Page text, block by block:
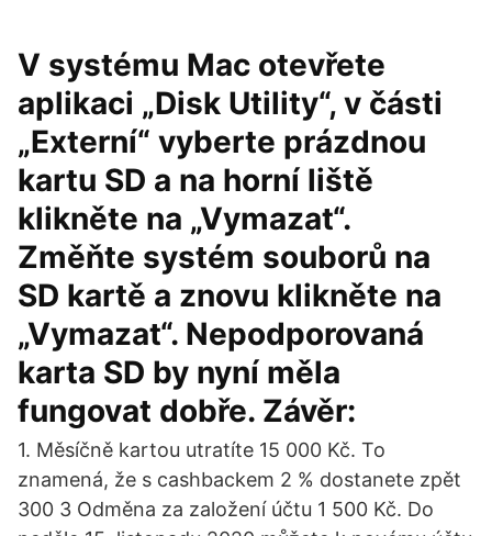
V systému Mac otevřete
aplikaci „Disk Utility“, v části
„Externí“ vyberte prázdnou
kartu SD a na horní liště
klikněte na „Vymazat“.
Změňte systém souborů na
SD kartě a znovu klikněte na
„Vymazat“. Nepodporovaná
karta SD by nyní měla
fungovat dobře. Závěr:
1. Měsíčně kartou utratíte 15 000 Kč. To
znamená, že s cashbackem 2 % dostanete zpět
300 3 Odměna za založení účtu 1 500 Kč. Do